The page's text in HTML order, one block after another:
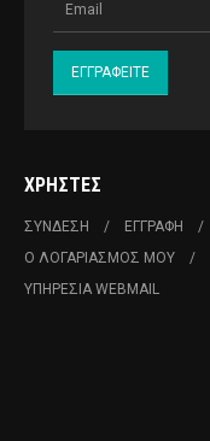
ΧΡΉΣΤΕΣ
ΣΎΝΔΕΣΗ
ΕΓΓΡΑΦΉ
Ο ΛΟΓΑΡΙΑΣΜΌΣ ΜΟΥ
ΥΠΗΡΕΣΊΑ WEBMAIL